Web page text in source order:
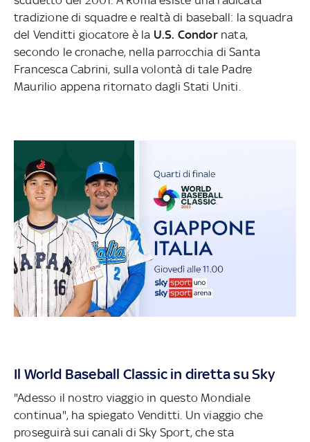
tradizione di squadre e realtà di baseball: la squadra
del Venditti giocatore è la U.S. Condornata,
secondo le cronache, nella parrocchia di Santa
Francesca Cabrini, sulla volontà di tale Padre
Maurilio appena ritornato dagli Stati Uniti.
Il World Baseball Classic in diretta su Sky
"Adesso il nostro viaggio in questo Mondiale
continua", ha spiegato Venditti. Un viaggio che
proseguirà sui canali di Sky Sport, che sta